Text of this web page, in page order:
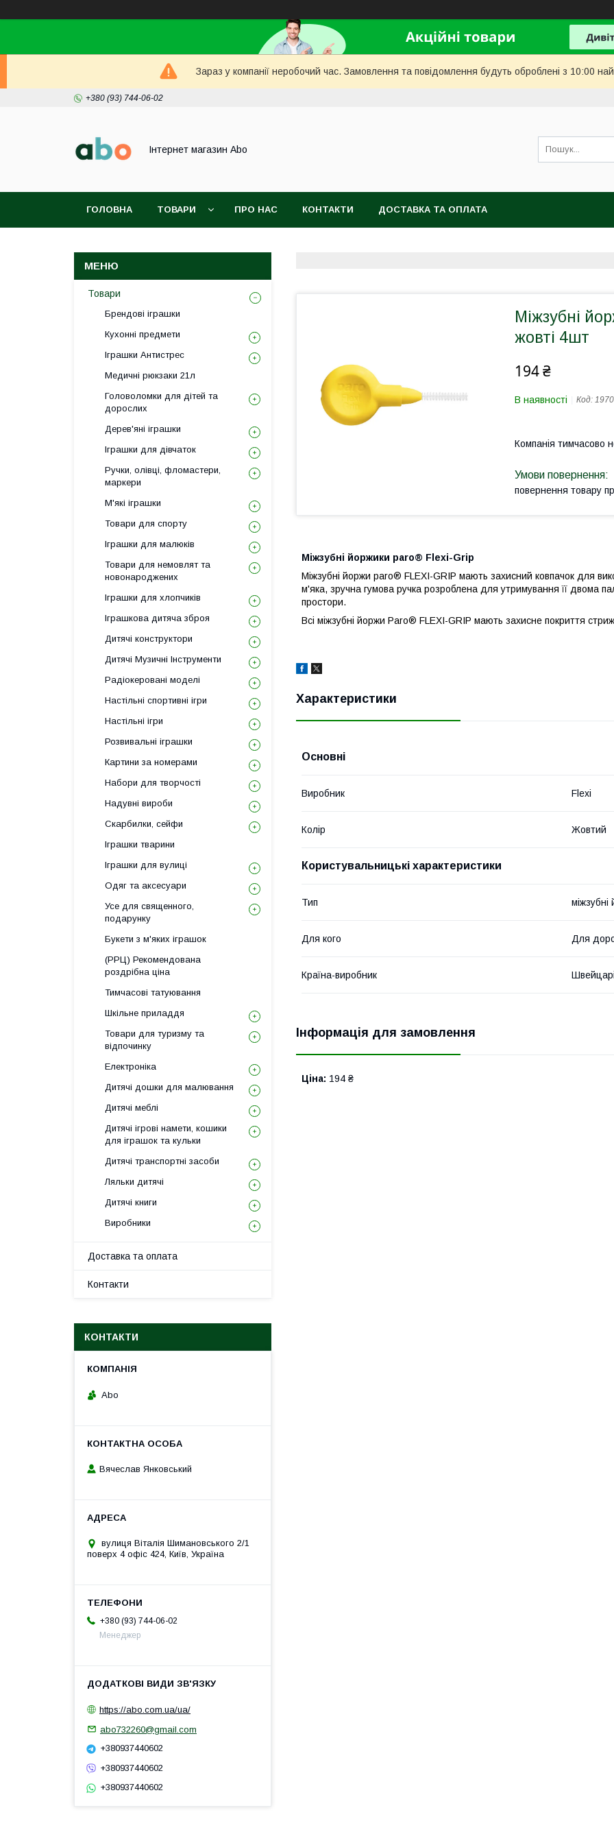
Зараз у компанії неробочий час. Замовлення та повідомлення будуть оброблені з 10:00
+380 (93) 744-06-02
Інтернет магазин Abo
ГОЛОВНА ТОВАРИ ПРО НАС КОНТАКТИ ДОСТАВКА ТА ОПЛАТА
Міжзубні
жовті 4шт
194 ₴
В наявності Код: 1970
Компанія тимчасово
повернення товару
Міжзубні йоржики paro® Flexi-Grip
Міжзубні йоржи paro® FLEXI-GRIP мають захисний ковпачок для
м'яка, зручна гумова ручка розроблена для утримування її двома
простори.
Всі міжзубні йоржи Paro® FLEXI-GRIP мають захисне покриття
Характеристики
Основні
Виробник Flexi
Колір Жовтий
Користувальницькі характеристики
Тип міжзубні
Для кого Для
Країна-виробник
Інформація для замовлення
Ціна: 194 ₴
Товари
Брендові іграшки
Кухонні предмети
Іграшки Антистрес
Медичні рюкзаки 21л
Головоломки для дітей та
дорослих
Дерев'яні іграшки
Іграшки для дівчаток
Ручки, олівці, фломастери,
маркери
М'які іграшки
Товари для спорту
Іграшки для малюків
Товари для немовлят та
новонароджених
Іграшки для хлопчиків
Іграшкова дитяча зброя
Дитячі конструктори
Дитячі Музичні Інструменти
Радіокеровані моделі
Настільні спортивні ігри
Настільні ігри
Розвивальні іграшки
Картини за номерами
Набори для творчості
Надувні вироби
Скарбилки, сейфи
Іграшки тварини
Іграшки для вулиці
Одяг та аксесуари
Усе для священного,
подарунку
Букети з м'яких іграшок
(РРЦ) Рекомендована
роздрібна ціна
Тимчасові татуювання
Шкільне приладдя
Товари для туризму та
відпочинку
Електроніка
Дитячі дошки для малювання
Дитячі меблі
Дитячі ігрові намети, кошики
для іграшок та кульки
Дитячі транспортні засоби
Ляльки дитячі
Дитячі книги
Виробники
Доставка та оплата
Контакти
КОНТАКТИ
Abo
Вячеслав Янковський
вулиця Віталія Шимановського 2/1
поверх 4 офіс 424, Київ, Україна
+380 (93) 744-06-02
Менеджер
https://abo.com.ua/ua/
abo732260@gmail.com
+380937440602
+380937440602
+380937440602